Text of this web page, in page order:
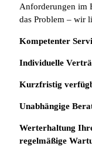
Anforderungen im
das Problem – wir
Kompetenter
Individuelle
Kurzfristig
Unabhängige
Werterhaltung
regelmäßige